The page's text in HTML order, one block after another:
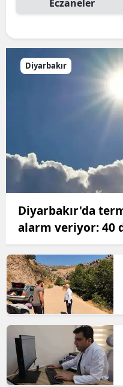
Eczaneler
Diyarbakır
Diyarbakır'da
alarm veriyor: 40